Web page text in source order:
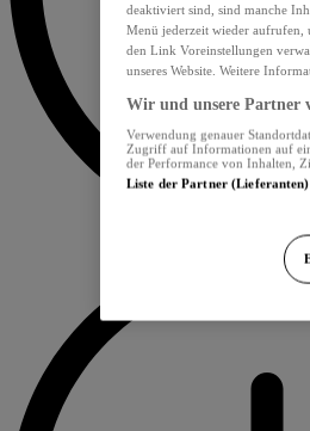
deaktiviert sind, sind manche
Menü jederzeit wieder
den Link Voreinstellungen
unseres Website. Weitere
Wir und unsere Partner
Verwendung genauer
Zugriff auf Informationen auf
der Performance von Inhalten,
Liste der Partner (Lieferanten)